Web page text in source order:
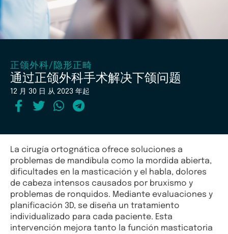
正颌外科/ 隐形正畸
通过正颌外科手术解决下颌问题
12 月 30 日 从 2023 年起
La cirugía ortognática ofrece soluciones a
problemas de mandíbula como la mordida abierta,
dificultades en la masticación y el habla, dolores
de cabeza intensos causados por bruxismo y
problemas de ronquidos. Mediante evaluaciones y
planificación 3D, se diseña un tratamiento
individualizado para cada paciente. Esta
intervención mejora tanto la función masticatoria